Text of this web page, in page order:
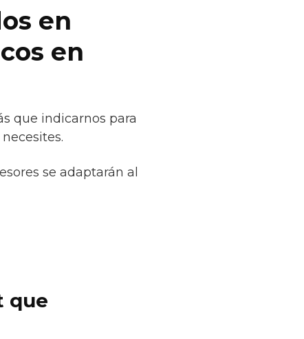
en
en
que indicarnos para
se adaptarán al
que